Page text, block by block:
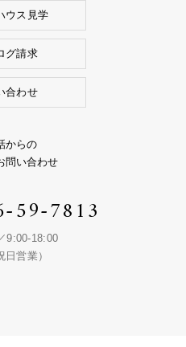
ウス見学
グ請求
合わせ
からの
問い合わせ
59-7813
9:00-18:00
日営業）